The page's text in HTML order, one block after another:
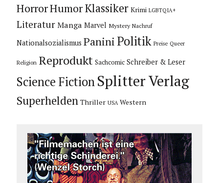
HorrorHumorKlassiker Krimi LGBTQIA+
Literatur Manga Marvel Mystery Nachruf
Nationalsozialismus Panini Politik Preise Queer
Religion Reprodukt Sachcomic Schreiber & Leser
Science Fiction Splitter Verlag
Superhelden Thriller USA Western